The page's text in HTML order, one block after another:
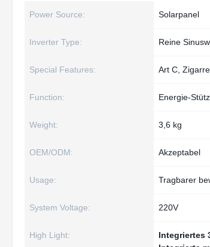
Power Source: Solarpanel
Inverter Type: Reine
Special Features: Art C,
Function: Energie-
Weight: 3,6 kg
OEM/ODM: Akzeptabel
Usage: Tragbarer
System Voltage: 220V
High Light: Integriertes